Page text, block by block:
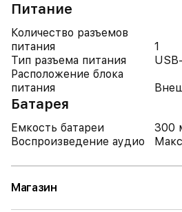
Питание
Количество разъемов
питания
1
Тип разъема питания
Расположение блока
питания
Батарея
Емкость батареи
300
Воспроизведение аудио
Магазин